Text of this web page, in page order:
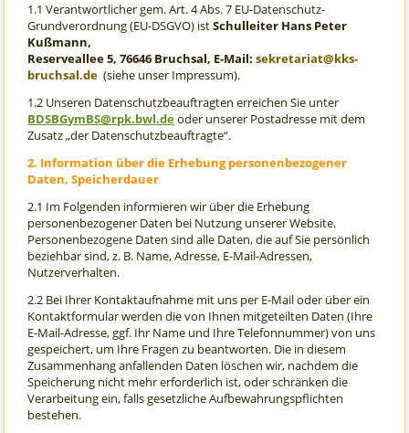
1.1 Verantwortlicher gem. Art. 4 Abs. 7 EU-Datenschutz-
Grundverordnung (EU-DSGVO) istSchulleiter Hans Peter
Kußmann,
Reserveallee 5, 76646 Bruchsal, E-Mail:sekretariat@kks-
bruchsal.de (siehe unser Impressum).
1.2 Unseren Datenschutzbeauftragten erreichen Sie unter
BDSBGymBS@rpk.bwl.deoder unserer Postadresse mit dem
Zusatz „der Datenschutzbeauftragte“.
2. Information über die Erhebung personenbezogener
Daten, Speicherdauer
2.1 Im Folgenden informieren wir über die Erhebung
personenbezogener Daten bei Nutzung unserer Website.
Personenbezogene Daten sind alle Daten, die auf Sie persönlich
beziehbar sind, z. B. Name, Adresse, E-Mail-Adressen,
Nutzerverhalten.
2.2 Bei Ihrer Kontaktaufnahme mit uns per E-Mail oder über ein
Kontaktformular werden die von Ihnen mitgeteilten Daten (Ihre
E-Mail-Adresse, ggf. Ihr Name und Ihre Telefonnummer) von uns
gespeichert, um Ihre Fragen zu beantworten. Die in diesem
Zusammenhang anfallenden Daten löschen wir, nachdem die
Speicherung nicht mehr erforderlich ist, oder schränken die
Verarbeitung ein, falls gesetzliche Aufbewahrungspflichten
bestehen.